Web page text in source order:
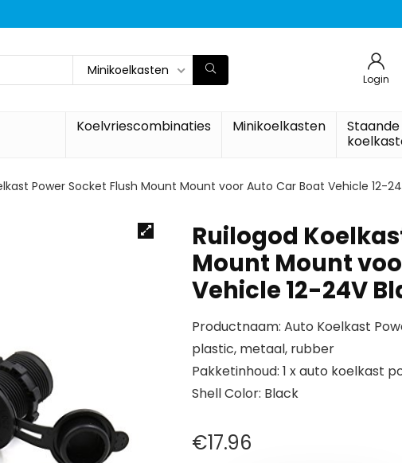
Minikoelkasten
Login
Koelvriescombinaties Minikoelkasten
Staande
Power Socket Flush Mount Mount voor Auto Car Boat Vehicle 12-
Ruilogod
Mount Mount
Vehicle 12-24V
Productnaam: Auto Koelkast
plastic, metaal, rubber
Pakketinhoud: 1 x auto koelkast
Shell Color: Black
€17.96